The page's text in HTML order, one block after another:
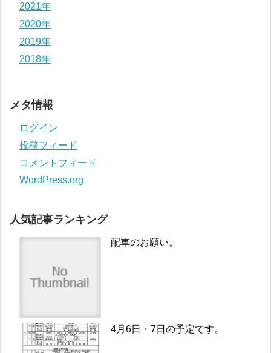
2021年
2020年
2019年
2018年
メタ情報
ログイン
投稿フィード
コメントフィード
WordPress.org
人気記事ランキング
配車のお願い。
4月6日・7日の予定です。